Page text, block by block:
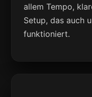
allem Tempo,
Setup, das auch
funktioniert.